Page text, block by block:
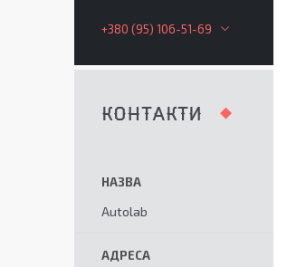
+380 (95) 106-51-69
КОНТАКТИ
Autolab